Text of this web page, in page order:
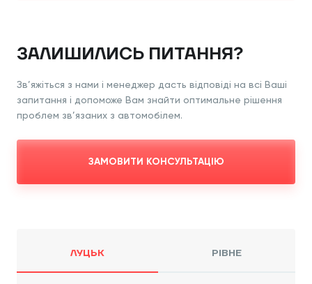
ЗАЛИШИЛИСЬ ПИТАННЯ?
Зв’яжіться з нами і менеджер дасть відповіді на всі Ваші
запитання і допоможе Вам знайти оптимальне рішення
проблем зв’язаних з автомобілем.
ЗАМОВИТИ КОНСУЛЬТАЦІЮ
ЛУЦЬК РІВНЕ